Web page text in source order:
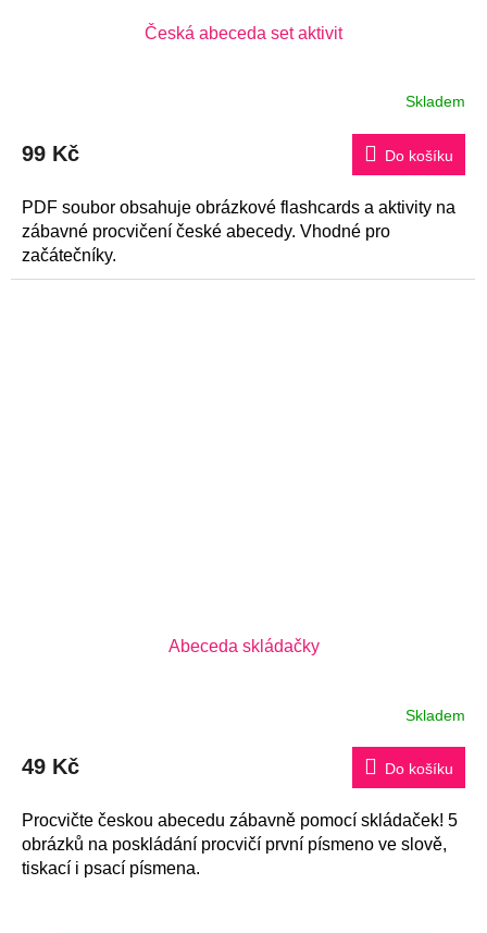
Česká abeceda set aktivit
Skladem
99 Kč Do košíku
PDF soubor obsahuje obrázkové flashcards a aktivity na
zábavné procvičení české abecedy. Vhodné pro
začátečníky.
Abeceda skládačky
je
5
hvězdiček.
Skladem
49 Kč Do košíku
Procvičte českou abecedu zábavně pomocí skládaček! 5
obrázků na poskládání procvičí první písmeno ve slově,
tiskací i psací písmena.